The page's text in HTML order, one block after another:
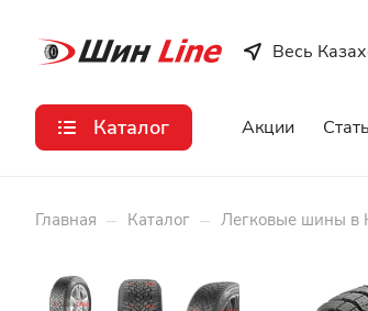
Весь
Каталог Акции
Главная – Каталог – Легковые шины в